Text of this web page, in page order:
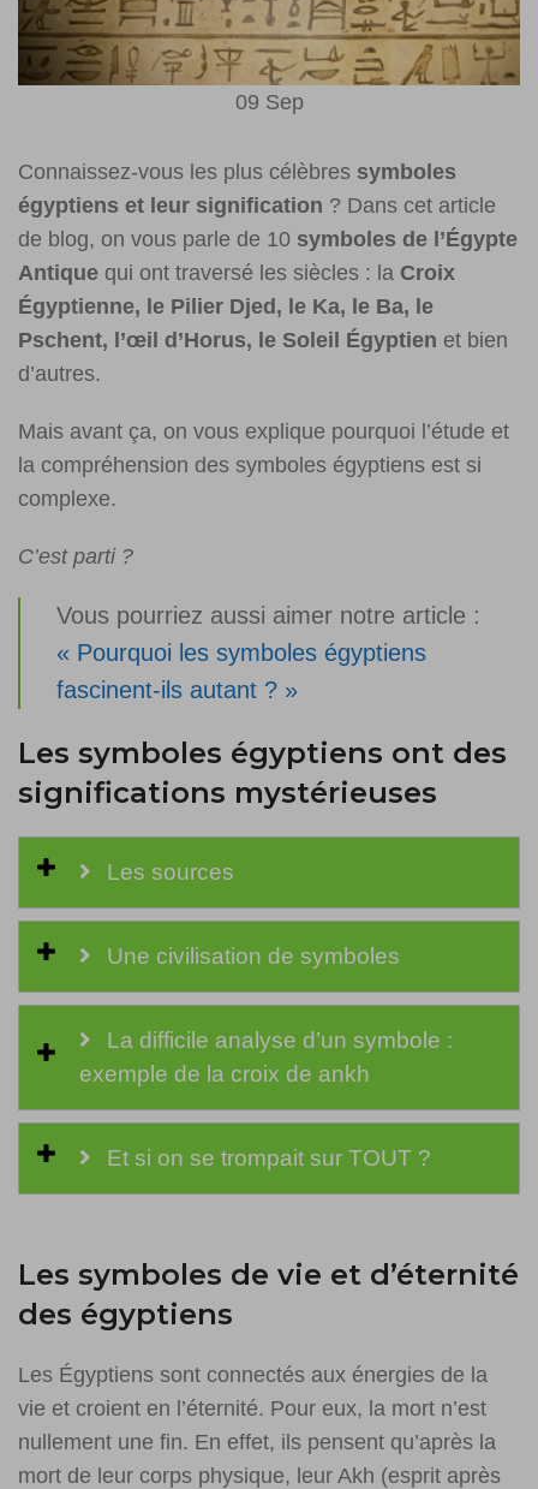
09 Sep
Connaissez-vous les plus célèbres symboles
égyptiens et leur signification ? Dans cet article
de blog, on vous parle de 10 symboles de l’Égypte
Antique qui ont traversé les siècles : la Croix
Égyptienne, le Pilier Djed, le Ka, le Ba, le
Pschent, l’œil d’Horus, le Soleil Égyptien et bien
d’autres.
Mais avant ça, on vous explique pourquoi l’étude et
la compréhension des symboles égyptiens est si
complexe.
C’est parti ?
Vous pourriez aussi aimer notre article :
« Pourquoi les symboles égyptiens
fascinent-ils autant ? »
Les symboles égyptiens ont des
significations mystérieuses
Les sources
Une civilisation de symboles
La difficile analyse d’un symbole :
exemple de la croix de ankh
Et si on se trompait sur TOUT ?
Les symboles de vie et d’éternité
des égyptiens
Les Égyptiens sont connectés aux énergies de la
vie et croient en l’éternité. Pour eux, la mort n’est
nullement une fin. En effet, ils pensent qu’après la
mort de leur corps physique, leur Akh (esprit après